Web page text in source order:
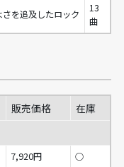
を追及したロック
13
曲
販売価格
在庫
7,920円 ○